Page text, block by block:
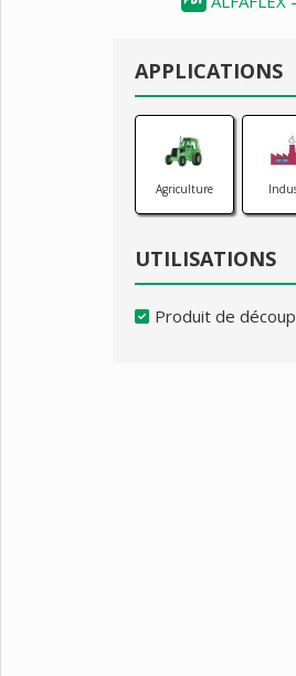
APPLICATIONS
Agriculture
UTILISATIONS
Produit de